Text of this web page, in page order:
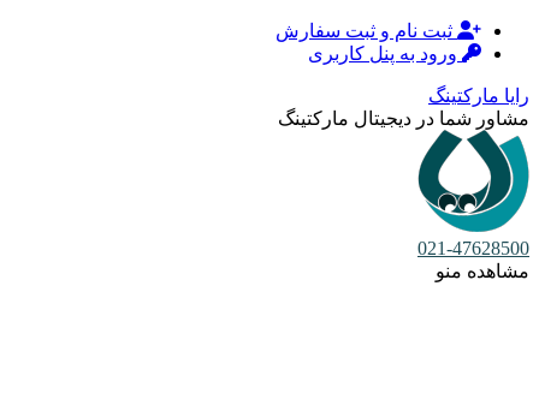
ثبت نام و ثبت سفارش
ورود به پنل کاربری
رایا مارکتینگ
مشاور شما در دیجیتال مارکتینگ
021-47628500
مشاهده منو